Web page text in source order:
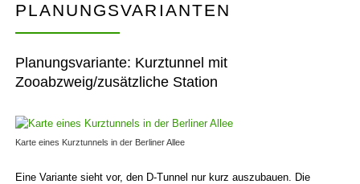
PLANUNGSVARIANTEN
Planungsvariante: Kurztunnel mit
Zooabzweig/zusätzliche Station
Karte eines Kurztunnels in der Berliner Allee
Eine Variante sieht vor, den D-Tunnel nur kurz auszubauen. Die